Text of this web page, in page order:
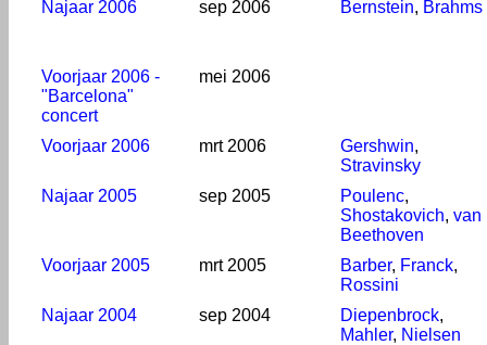
Najaar 2006
sep 2006 Bernstein, Brahms
Voorjaar 2006 -
"Barcelona"
concert
mei 2006
Voorjaar 2006 mrt 2006 Gershwin,
Stravinsky
Najaar 2005
sep 2005 Poulenc,
Shostakovich, van
Beethoven
Voorjaar 2005
mrt 2005 Barber, Franck,
Rossini
Najaar 2004
sep 2004 Diepenbrock,
Mahler, Nielsen